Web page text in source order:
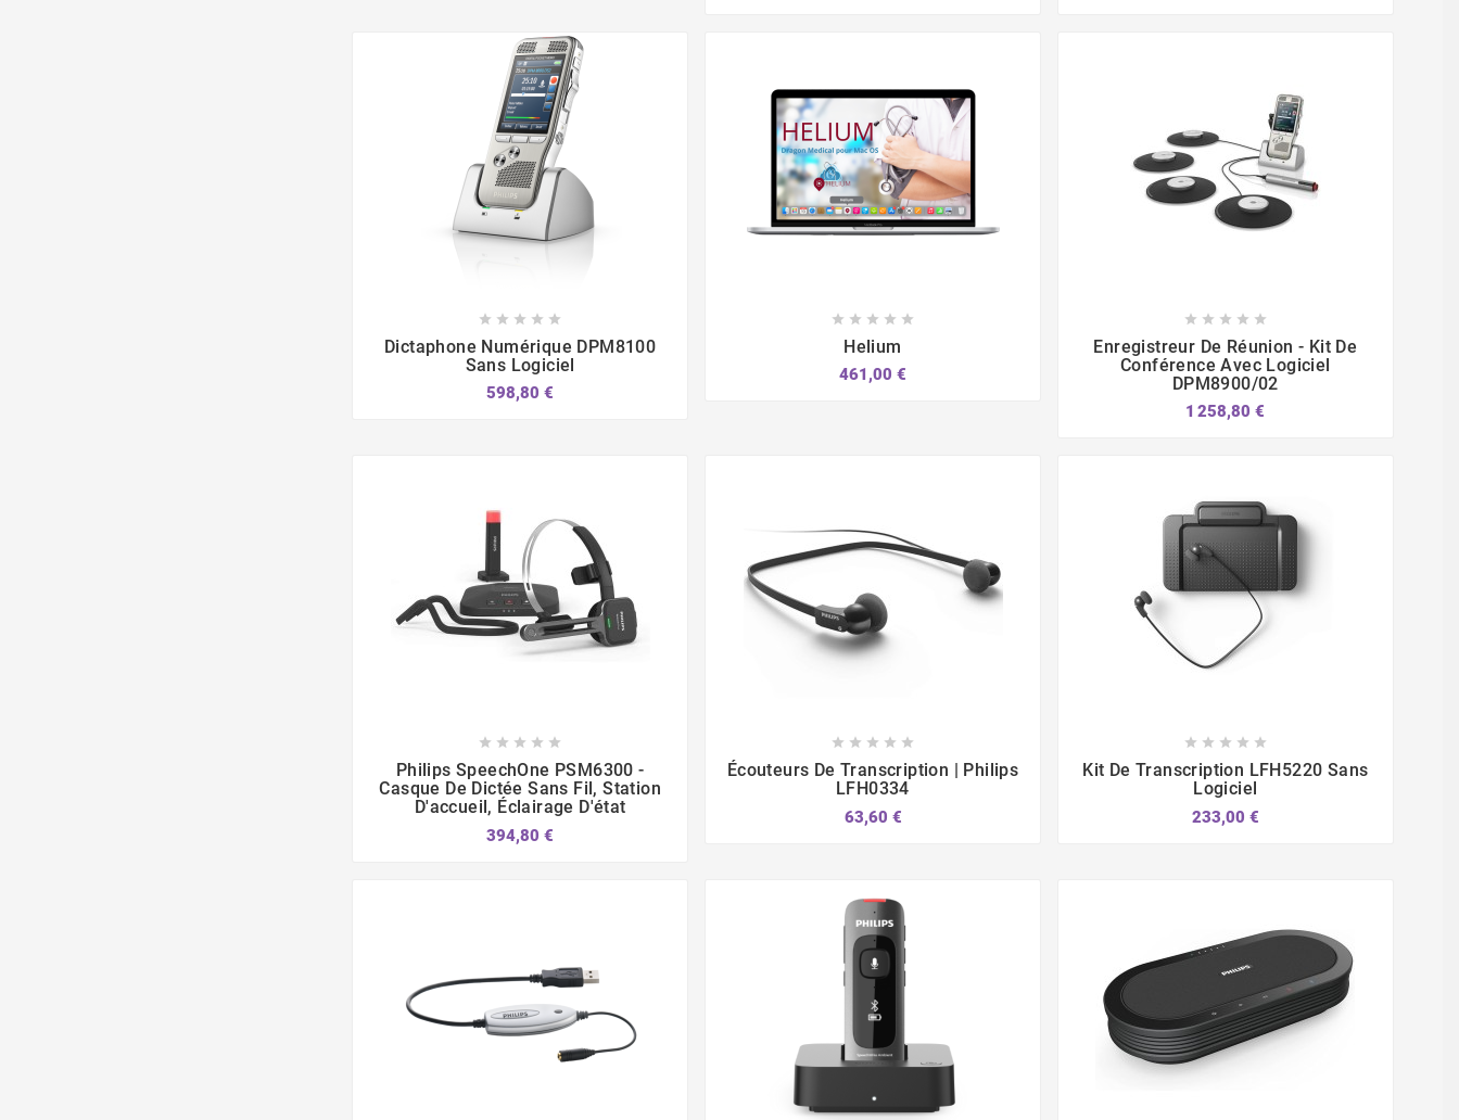
    
Dictaphone Numérique DPM8100
Sans Logiciel
598,80 €
    
Helium
461,00 €
    
Enregistreur De Réunion - Kit De
Conférence Avec Logiciel
DPM8900/02
1 258,80 €
    
Philips SpeechOne PSM6300 -
Casque De Dictée Sans Fil, Station
D'accueil, Éclairage D'état
394,80 €
    
Écouteurs De Transcription | Philips
LFH0334
63,60 €
    
Kit De Transcription LFH5220 Sans
Logiciel
233,00 €